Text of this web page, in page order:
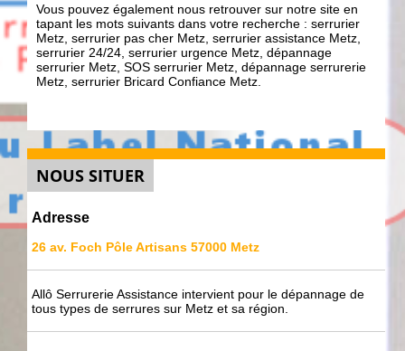
Vous pouvez également nous retrouver sur notre site en
tapant les mots suivants dans votre recherche : serrurier
Metz, serrurier pas cher Metz, serrurier assistance Metz,
serrurier 24/24, serrurier urgence Metz, dépannage
serrurier Metz, SOS serrurier Metz, dépannage serrurerie
Metz, serrurier Bricard Confiance Metz.
NOUS SITUER
Adresse
26 av. Foch Pôle Artisans 57000 Metz
Allô Serrurerie Assistance intervient pour le dépannage de
tous types de serrures sur Metz et sa région.